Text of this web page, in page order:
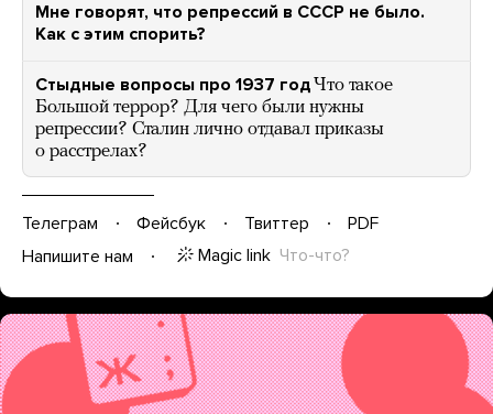
Мне говорят, что репрессий в СССР не было.
Как с этим спорить?
Стыдные вопросы про 1937 год Что такое
Большой террор? Для чего были нужны
репрессии? Сталин лично отдавал приказы
о расстрелах?
Телеграм Фейсбук Твиттер
PDF
Напишите нам
Magic link Что-что?